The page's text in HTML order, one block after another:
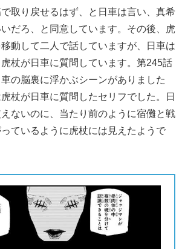
取り戻せるはず、と日車は言い、真希
だろ、と同意しています。その後、虎
動して二人で話していますが、日車は
杖が日車に質問しています。第245話
の脳裏に浮かぶシーンがありました
杖が日車に質問したセリフでした。日
ないのに、当たり前のように宿儺と戦
ているように虎杖には見えたようで